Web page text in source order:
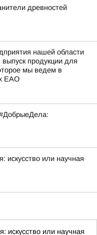
древностей
нашей области
продукции для
мы ведем в
ЕАО
искусство или научная
искусство или научная